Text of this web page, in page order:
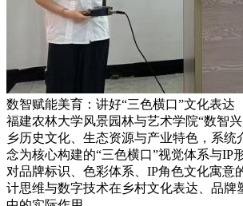
数智赋能美育：讲好“三色横口”文化表达
福建农林大学风景园林与艺术学院“数智
乡历史文化、生态资源与产业特色，系统
念为核心构建的“三色横口”视觉体系与IP
对品牌标识、色彩体系、IP角色文化寓意
计思维与数字技术在乡村文化表达、品牌